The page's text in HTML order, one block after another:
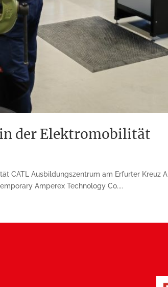
der Elektromobilität
CATL Ausbildungszentrum am Erfurter Kreuz
Amperex Technology Co....